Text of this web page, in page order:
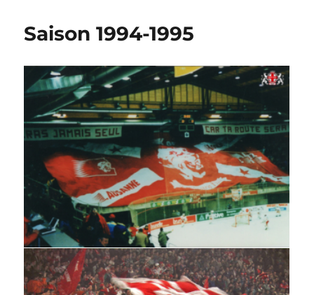
Saison 1994-1995